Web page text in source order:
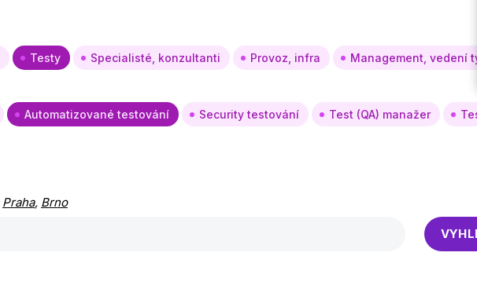
Testy Specialisté, konzultanti Provoz, infra Management, vedení
Automatizované testování Security testování Test (QA) manažer
Praha, Brno